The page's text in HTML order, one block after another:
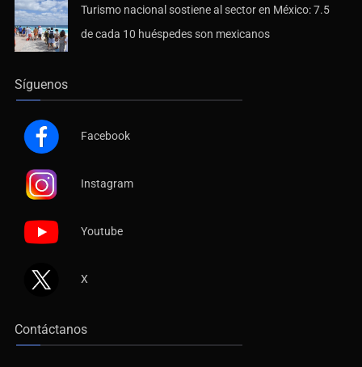
Turismo nacional sostiene al sector en México: 7.5
de cada 10 huéspedes son mexicanos
Síguenos
Facebook
Instagram
Youtube
X
Contáctanos